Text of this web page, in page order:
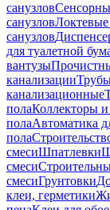
санузлов
санузлов
санузлов
для туалетной
вантузы
канализации
канализационные
полаКоллекторы
полаАвтоматика
пола
смесиШпатлевки
смеси
смесиГрунтовки
клеи, герметики